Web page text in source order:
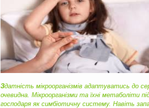
Здатність мікроорганізмів адаптуватись до
очевидна. Мікроорганізми та їхні метаболіти
господаря як сим­біотичну систему. Навіть